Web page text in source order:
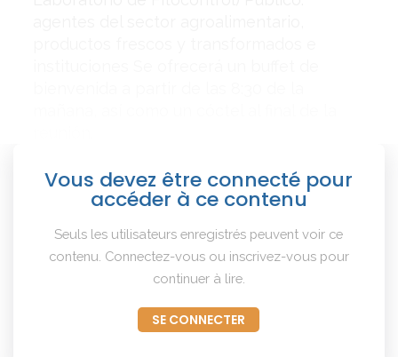
Vous devez être connecté pour
accéder à ce contenu
Seuls les utilisateurs enregistrés peuvent voir ce
contenu. Connectez-vous ou inscrivez-vous pour
continuer à lire.
SE CONNECTER